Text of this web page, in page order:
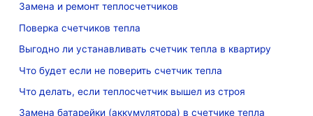
Замена и ремонт теплосчетчиков
Поверка счетчиков тепла
Выгодно ли устанавливать счетчик тепла в квартиру
Что будет если не поверить счетчик тепла
Что делать, если теплосчетчик вышел из строя
Замена батарейки (аккумулятора) в счетчике тепла